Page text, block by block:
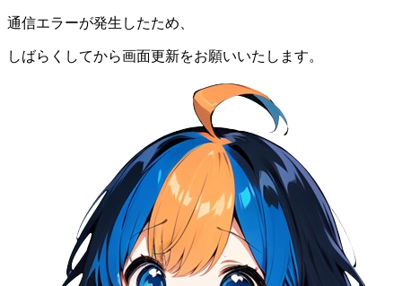
通信エラーが発生したため、
しばらくしてから画面更新をお願いいたします。